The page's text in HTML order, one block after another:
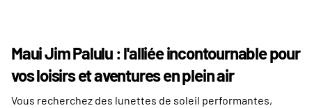
Maui Jim Palulu : l'alliée incontournable pour
vos loisirs et aventures en plein air
Vous recherchez des lunettes de soleil performantes,